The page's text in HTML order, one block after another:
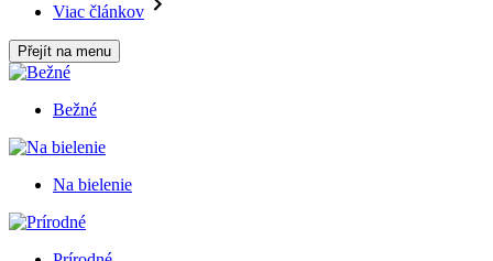
Viac článkov
Přejít na menu
Bežné
Na bielenie